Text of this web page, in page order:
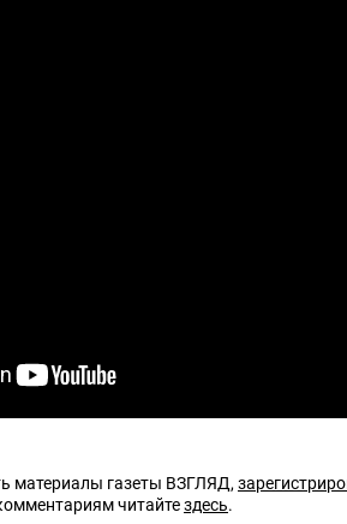
материалы газеты ВЗГЛЯД,
читайтездесь.